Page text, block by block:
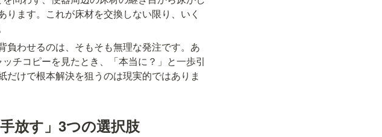
ます。これが床材を交換しない限り、いく
わせるのは、そもそも無理な発注です。あ
チコピーを見たとき、「本当に？」と一歩引
けで根本解決を狙うのは現実的ではありま
放す」3つの選択肢